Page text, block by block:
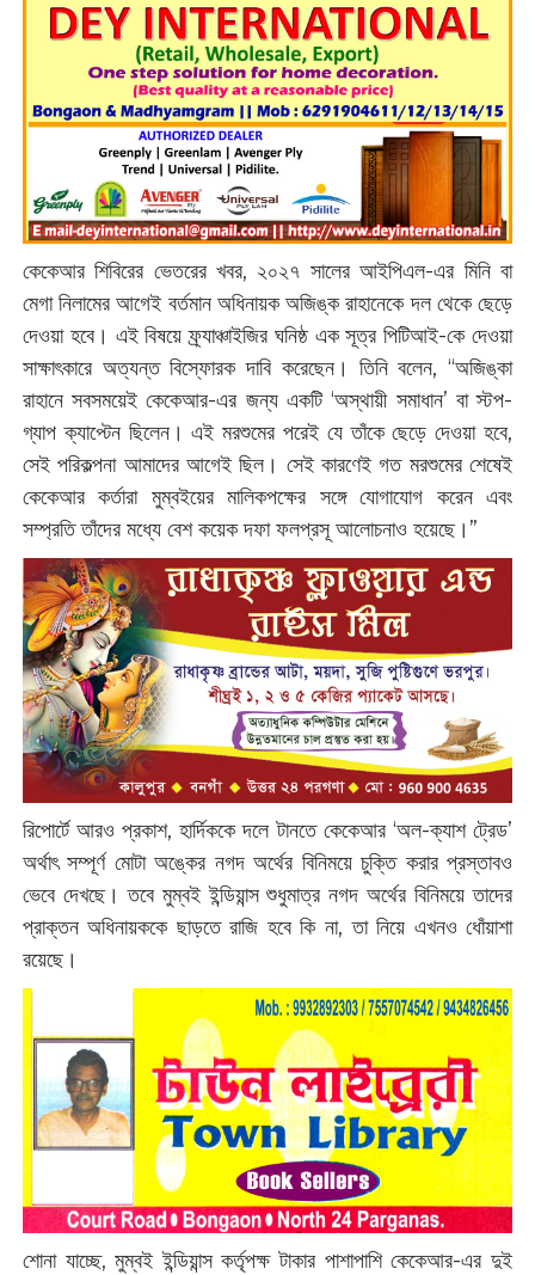
কেকেআর শিবিরের ভেতরের খবর, ২০২৭ সালের আইপিএল-এর মিনি বা
মেগা নিলামের আগেই বর্তমান অধিনায়ক অজিঙ্ক রাহানেকে দল থেকে ছেড়ে
দেওয়া হবে। এই বিষয়ে ফ্র্যাঞ্চাইজির ঘনিষ্ঠ এক সূত্র পিটিআই-কে দেওয়া
সাক্ষাৎকারে অত্যন্ত বিস্ফোরক দাবি করেছেন। তিনি বলেন, “অজিঙ্কা
রাহানে সবসময়েই কেকেআর-এর জন্য একটি ‘অস্থায়ী সমাধান’ বা স্টপ-
গ্যাপ ক্যাপ্টেন ছিলেন। এই মরশুমের পরেই যে তাঁকে ছেড়ে দেওয়া হবে,
সেই পরিকল্পনা আমাদের আগেই ছিল। সেই কারণেই গত মরশুমের শেষেই
কেকেআর কর্তারা মুম্বইয়ের মালিকপক্ষের সঙ্গে যোগাযোগ করেন এবং
সম্প্রতি তাঁদের মধ্যে বেশ কয়েক দফা ফলপ্রসূ আলোচনাও হয়েছে।”
রিপোর্টে আরও প্রকাশ, হার্দিককে দলে টানতে কেকেআর ‘অল-ক্যাশ ট্রেড’
অর্থাৎ সম্পূর্ণ মোটা অঙ্কের নগদ অর্থের বিনিময়ে চুক্তি করার প্রস্তাবও
ভেবে দেখছে। তবে মুম্বই ইন্ডিয়ান্স শুধুমাত্র নগদ অর্থের বিনিময়ে তাদের
প্রাক্তন অধিনায়ককে ছাড়তে রাজি হবে কি না, তা নিয়ে এখনও ধোঁয়াশা
রয়েছে।
শোনা যাচ্ছে, মুম্বই ইন্ডিয়ান্স কর্তৃপক্ষ টাকার পাশাপাশি কেকেআর-এর দুই